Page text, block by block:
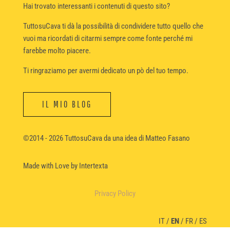
Hai trovato interessanti i contenuti di questo sito?
TuttosuCava ti dà la possibilità di condividere tutto quello che
vuoi ma ricordati di citarmi sempre come fonte perché mi
farebbe molto piacere.
Ti ringraziamo per avermi dedicato un pò del tuo tempo.
IL MIO BLOG
©2014 - 2026 TuttosuCava da una idea di Matteo Fasano
Made with Love by Intertexta
Privacy Policy
IT/EN/ FR/ ES